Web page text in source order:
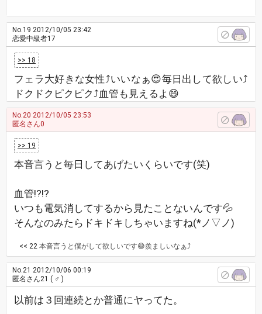
No.19 2012/10/05 23:42
恋愛中級者17
>> 18
フェラ大好きな女性⤴いいなぁ😍毎日出して欲しい⤴
ドクドクピクピク⤴血管も見えるよ😄
No.20 2012/10/05 23:53
匿名さん0
>> 19
本音言うと毎日してあげたいくらいです(笑)
血管!?!?
いつも電気消してするから見たことないんです💦
そんなのみたらドキドキしちゃいますね(*ノ▽ノ)
<< 22 本音言うと僕がして欲しいです😅羨ましいなぁ⤴
No.21 2012/10/06 00:19
匿名さん21 ( ♂ )
以前は３回連続とか普通にヤってた。